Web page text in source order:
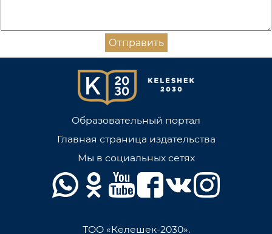
Отправить
Образовательный портал
Главная страница издательства
Мы в социальных сетях
ТОО «Келешек-2030».